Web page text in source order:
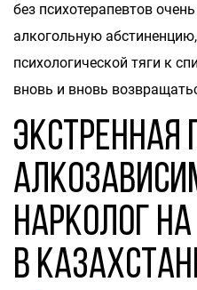
без психотерапевтов
алкогольную
психологической тяги к
вновь и вновь
нарколог
в